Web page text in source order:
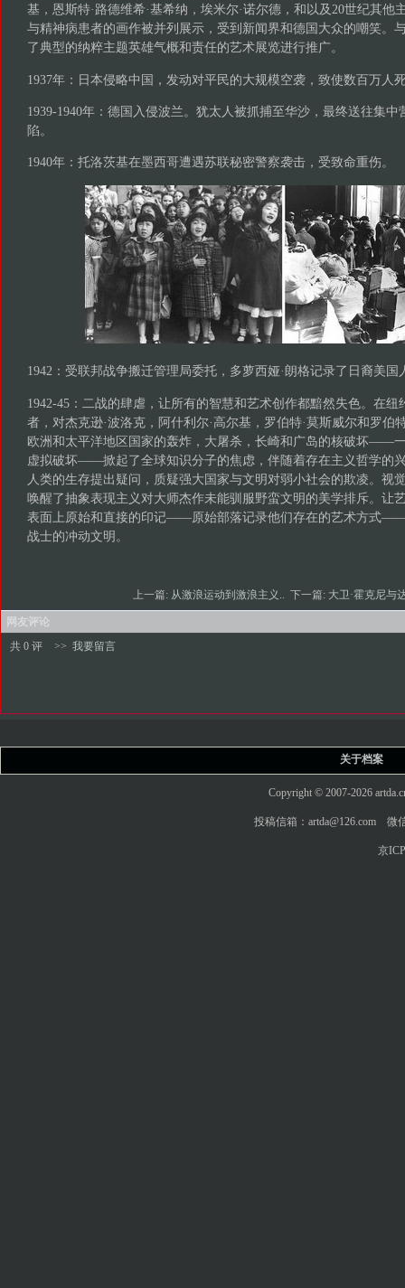
基，恩斯特·路德维希·基希纳，埃米尔·诺尔德，和以及20世纪其他
与精神病患者的画作被并列展示，受到新闻界和德国大众的嘲笑。
了典型的纳粹主题英雄气概和责任的艺术展览进行推广。
1937年：日本侵略中国，发动对平民的大规模空袭，致使数百万人
1939-1940年：德国入侵波兰。犹太人被抓捕至华沙，最终送往集
陷。
1940年：托洛茨基在墨西哥遭遇苏联秘密警察袭击，受致命重伤
1942：受联邦战争搬迁管理局委托，多萝西娅·朗格记录了日裔美
1942-45：二战的肆虐，让所有的智慧和艺术创作都黯然失色。在
者，对杰克逊·波洛克，阿什利尔·高尔基，罗伯特·莫斯威尔和罗伯
欧洲和太平洋地区国家的轰炸，大屠杀，长崎和广岛的核破坏——
虚拟破坏——掀起了全球知识分子的焦虑，伴随着存在主义哲学的
人类的生存提出疑问，质疑强大国家与文明对弱小社会的欺凌。视
唤醒了抽象表现主义对大师杰作未能驯服野蛮文明的美学排斥。让
表面上原始和直接的印记——原始部落记录他们存在的艺术方式
战士的冲动文明。
上一篇: 从激浪运动到激浪主义.. 下一篇: 大卫·霍克尼与
网友评论
共 0 评
>> 我要留言
关于档案
Copyright © 2007-2026
投稿信箱：artda@126.com 微
京